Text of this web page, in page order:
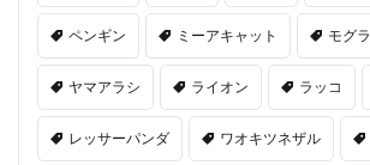
ペンギン ミーアキャット モグラ
ヤマアラシ ライオン ラッコ
レッサーパンダ ワオキツネザル